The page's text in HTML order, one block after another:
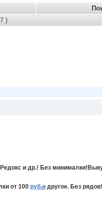
)
и др.! Без
от 100 руб.и другое. Без